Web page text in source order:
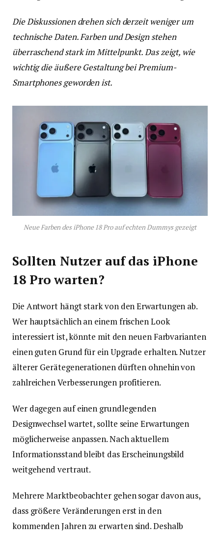
Die Diskussionen drehen sich derzeit weniger um
technische Daten. Farben und Design stehen
überraschend stark im Mittelpunkt. Das zeigt, wie
wichtig die äußere Gestaltung bei Premium-
Smartphones geworden ist.
Neue Farben des iPhone 18 Pro auf echten Dummys gezeigt
Sollten Nutzer auf das iPhone
18 Pro warten?
Die Antwort hängt stark von den Erwartungen ab.
Wer hauptsächlich an einem frischen Look
interessiert ist, könnte mit den neuen Farbvarianten
einen guten Grund für ein Upgrade erhalten. Nutzer
älterer Gerätegenerationen dürften ohnehin von
zahlreichen Verbesserungen profitieren.
Wer dagegen auf einen grundlegenden
Designwechsel wartet, sollte seine Erwartungen
möglicherweise anpassen. Nach aktuellem
Informationsstand bleibt das Erscheinungsbild
weitgehend vertraut.
Mehrere Marktbeobachter gehen sogar davon aus,
dass größere Veränderungen erst in den
kommenden Jahren zu erwarten sind. Deshalb